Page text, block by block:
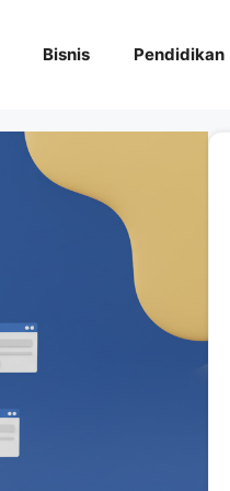
Bisnis Pendidikan